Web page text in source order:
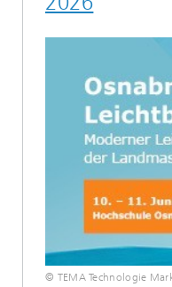
© TEMA Technologie